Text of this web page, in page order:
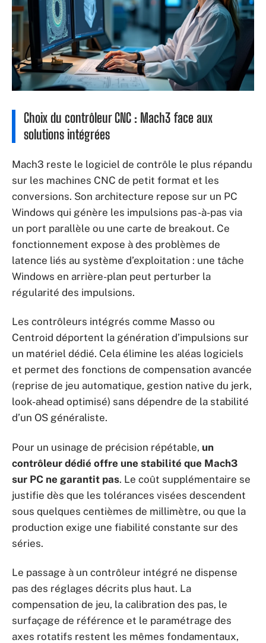
Choix du contrôleur CNC : Mach3 face aux
solutions intégrées
Mach3 reste le logiciel de contrôle le plus répandu
sur les machines CNC de petit format et les
conversions. Son architecture repose sur un PC
Windows qui génère les impulsions pas-à-pas via
un port parallèle ou une carte de breakout. Ce
fonctionnement expose à des problèmes de
latence liés au système d’exploitation : une tâche
Windows en arrière-plan peut perturber la
régularité des impulsions.
Les contrôleurs intégrés comme Masso ou
Centroid déportent la génération d’impulsions sur
un matériel dédié. Cela élimine les aléas logiciels
et permet des fonctions de compensation avancée
(reprise de jeu automatique, gestion native du jerk,
look-ahead optimisé) sans dépendre de la stabilité
d’un OS généraliste.
Pour un usinage de précision répétable, un
contrôleur dédié offre une stabilité que Mach3
sur PC ne garantit pas. Le coût supplémentaire se
justifie dès que les tolérances visées descendent
sous quelques centièmes de millimètre, ou que la
production exige une fiabilité constante sur des
séries.
Le passage à un contrôleur intégré ne dispense
pas des réglages décrits plus haut. La
compensation de jeu, la calibration des pas, le
surfaçage de référence et le paramétrage des
axes rotatifs restent les mêmes fondamentaux,